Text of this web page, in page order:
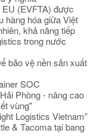
(EVFTA) được
hàng hóa giữa Việt
khả năng tiếp
trong nước
bảo vệ nền sản xuất
SOC
Phòng - nâng cao
vùng"
Logistics Vietnam”
& Tacoma tại bang